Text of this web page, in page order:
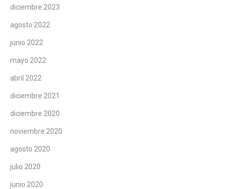
diciembre 2023
agosto 2022
junio 2022
mayo 2022
abril 2022
diciembre 2021
diciembre 2020
noviembre 2020
agosto 2020
julio 2020
junio 2020